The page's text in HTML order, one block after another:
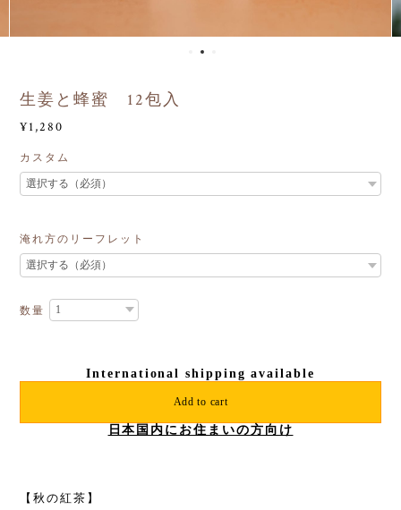
生姜と蜂蜜 12包入
¥1,280
カスタム
淹れ方のリーフレット
数量
International shipping available
Add to cart
日本国内にお住まいの方向け
【秋の紅茶】